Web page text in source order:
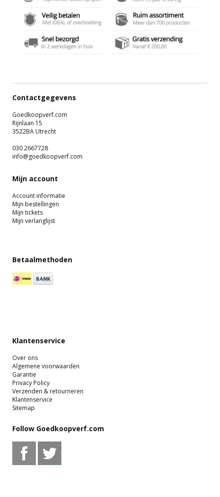
Contactgegevens
Goedkoopverf.com
Rijnlaan 15
3522BA Utrecht
030 2667728
info@goedkoopverf.com
Mijn account
Account informatie
Mijn bestellingen
Mijn tickets
Mijn verlanglijst
Betaalmethoden
Klantenservice
Over ons
Algemene voorwaarden
Garantie
Privacy Policy
Verzenden & retourneren
Klantenservice
Sitemap
Follow Goedkoopverf.com